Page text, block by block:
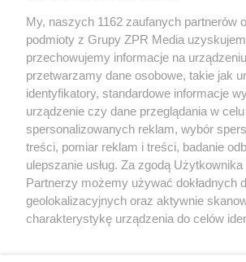
Żaden utwór zamieszczony w serwisie nie może
rozpowszechniany lub dalej rozpowszechniany w
tym także elektroniczny lub mechaniczny) na
eksploatacji w jakiejkolwiek formie, włącznie z
Internecie bez pisemnej zgody właściciela praw.
wykorzystanie utworów w całości lub w części z
tzn. bez właściwej zgody, jest zabronione pod
ścigane prawnie.
My, naszych 1162 zaufanych partnerów
podmioty z Grupy ZPR Media
przechowujemy informacje na
przetwarzamy dane osobowe, takie jak
identyfikatory, standardowe informacje
urządzenie czy dane przeglądania w
spersonalizowanych reklam, wybór
treści, pomiar reklam i treści, badanie
ulepszanie usług. Za zgodą
Partnerzy możemy używać dokładnych
geolokalizacyjnych oraz aktywnie
charakterystykę urządzenia do celów